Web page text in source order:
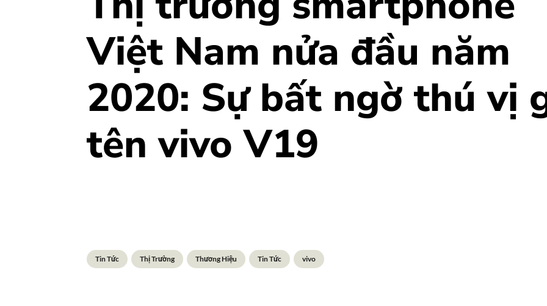
Việt Nam nửa đầu năm
2020: Sự bất ngờ thú vị
tên vivo V19
Tin Tức Thị Trường Thương Hiệu Tin Tức vivo